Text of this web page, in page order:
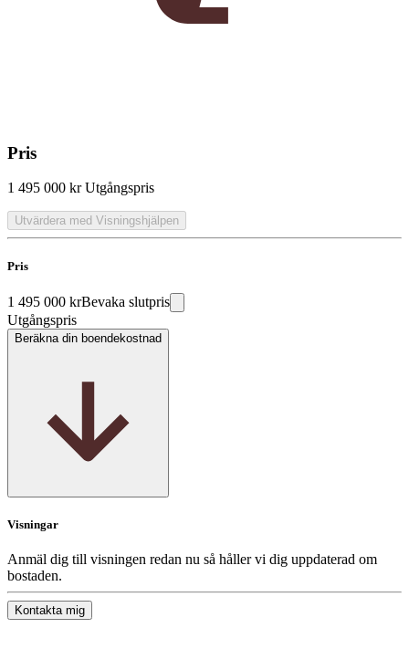
Pris
1 495 000 kr Utgångspris
Utvärdera med Visningshjälpen
Pris
1 495 000 krBevaka slutpris
Utgångspris
Beräkna din boendekostnad
Visningar
Anmäl dig till visningen redan nu så håller vi dig uppdaterad om
bostaden.
Kontakta mig